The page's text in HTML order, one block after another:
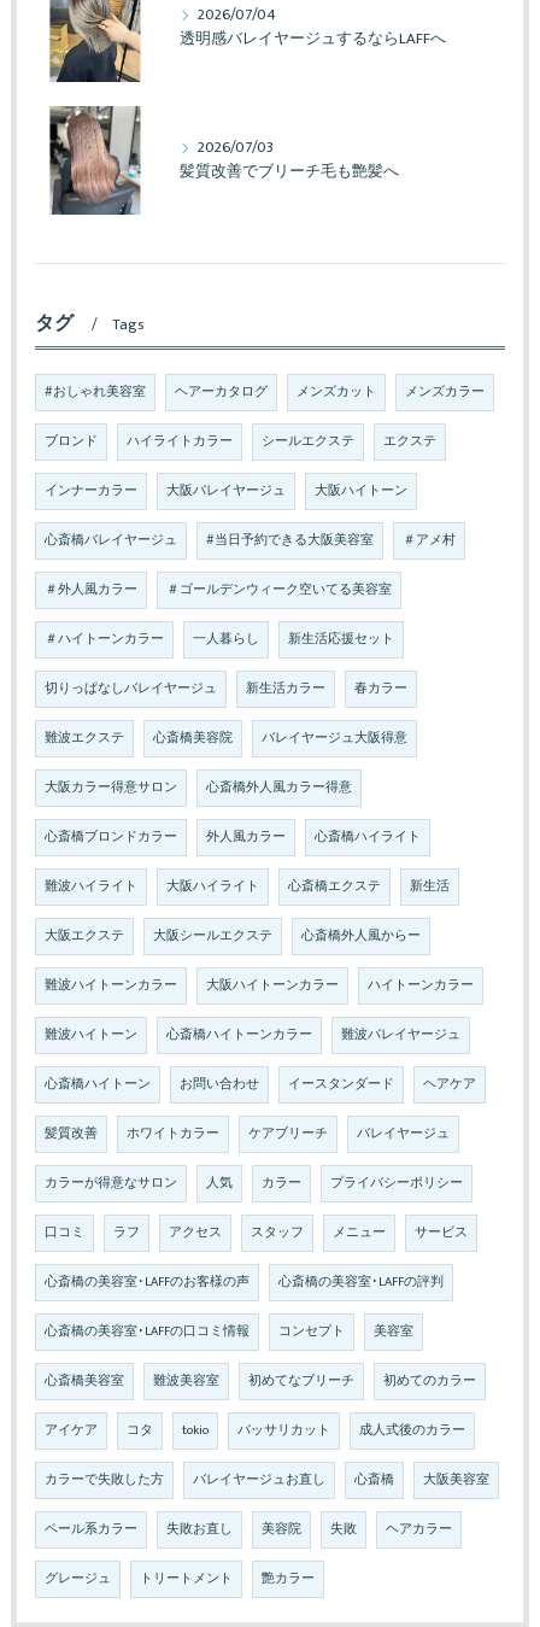
2026/07/04
透明感バレイヤージュするならLAFFへ
2026/07/03
髪質改善でブリーチ毛も艶髪へ
タグ Tags
#おしゃれ美容室 ヘアーカタログ メンズカット メンズカラー
ブロンド ハイライトカラー シールエクステ エクステ
インナーカラー 大阪バレイヤージュ 大阪ハイトーン
心斎橋バレイヤージュ #当日予約できる大阪美容室 ＃アメ村
＃外人風カラー ＃ゴールデンウィーク空いてる美容室
＃ハイトーンカラー 一人暮らし 新生活応援セット
切りっぱなしバレイヤージュ 新生活カラー 春カラー
難波エクステ 心斎橋美容院 バレイヤージュ大阪得意
大阪カラー得意サロン 心斎橋外人風カラー得意
心斎橋ブロンドカラー 外人風カラー 心斎橋ハイライト
難波ハイライト 大阪ハイライト 心斎橋エクステ 新生活
大阪エクステ 大阪シールエクステ 心斎橋外人風からー
難波ハイトーンカラー 大阪ハイトーンカラー ハイトーンカラー
難波ハイトーン 心斎橋ハイトーンカラー 難波バレイヤージュ
心斎橋ハイトーン お問い合わせ イースタンダード ヘアケア
髪質改善 ホワイトカラー ケアブリーチ バレイヤージュ
カラーが得意なサロン 人気 カラー プライバシーポリシー
口コミ ラフ アクセス スタッフ メニュー サービス
心斎橋の美容室･LAFFのお客様の声 心斎橋の美容室･LAFFの評判
心斎橋の美容室･LAFFの口コミ情報 コンセプト 美容室
心斎橋美容室 難波美容室 初めてなブリーチ 初めてのカラー
アイケア コタ tokio バッサリカット 成人式後のカラー
カラーで失敗した方 バレイヤージュお直し 心斎橋 大阪美容室
ペール系カラー 失敗お直し 美容院 失敗 ヘアカラー
グレージュ トリートメント 艶カラー